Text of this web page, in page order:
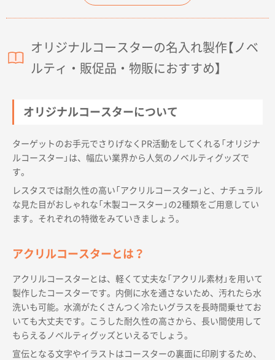
オリジナルコースターの名入れ製作【ノベ
ルティ・販促品・物販におすすめ】
オリジナルコースターについて
ターゲットのお手元でさりげなくPR活動をしてくれる「オリジナ
ルコースター」は、幅広い業界から人気のノベルティグッズで
す。
レスタスでは耐久性の高い「アクリルコースター」と、ナチュラル
な見た目がおしゃれな「木製コースター」の2種類をご用意してい
ます。それぞれの特徴をみていきましょう。
アクリルコースターとは？
アクリルコースターとは、軽くて丈夫な「アクリル素材」を用いて
製作したコースターです。内側に水を通さないため、汚れたら水
洗いも可能。水滴がたくさんつく冷たいグラスを長時間乗せてお
いても大丈夫です。こうした耐久性の高さから、長い間使用して
もらえるノベルティグッズといえるでしょう。
宣伝となる文字やイラストはコースターの裏面に印刷するため、